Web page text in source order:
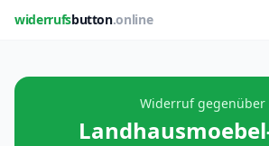
widerrufsbutton.online
Widerruf gegenüber